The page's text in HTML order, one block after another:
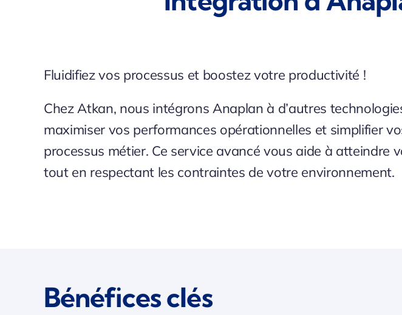
Fluidifiez vos processus et boostez votre productivité !
Chez Atkan, nous intégrons Anaplan à d’autres
maximiser vos performances opérationnelles et simplifier
processus métier. Ce service avancé vous aide à atteindre
tout en respectant les contraintes de votre environnement.
Bénéfices clés